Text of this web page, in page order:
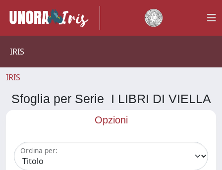
IRIS
IRIS
Sfoglia per Serie I LIBRI DI VIELLA
Opzioni
Ordina per: